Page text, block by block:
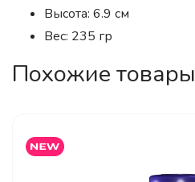
Высота: 6.9 см
Вес: 235 гр
Похожие товары